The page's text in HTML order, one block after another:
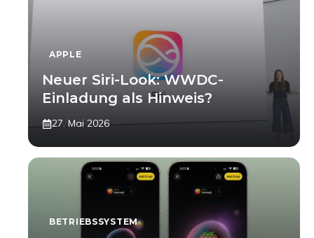
APPLE
Neuer Siri-Look: WWDC-
Einladung als Hinweis?
27. Mai 2026
BETRIEBSSYSTEM